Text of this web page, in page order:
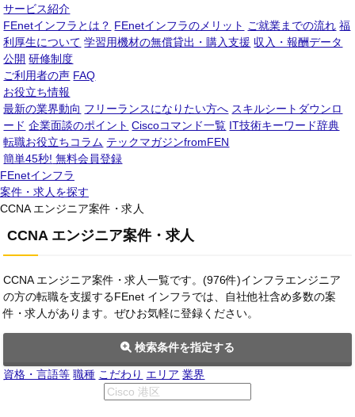
サービス紹介
FEnetインフラとは？ FEnetインフラのメリット ご就業までの流れ 福
利厚生について 学習用機材の無償貸出・購入支援 収入・報酬データ
公開 研修制度
ご利用者の声 FAQ
お役立ち情報
最新の業界動向 フリーランスになりたい方へ スキルシートダウンロ
ード 企業面談のポイント Ciscoコマンド一覧 IT技術キーワード辞典
転職お役立ちコラム テックマガジンfromFEN
簡単45秒! 無料会員登録
FEnetインフラ
案件・求人を探す
CCNA エンジニア案件・求人
CCNA エンジニア案件・求人
CCNA エンジニア案件・求人一覧です。(976件)インフラエンジニア
の方の転職を支援するFEnet インフラでは、自社他社含め多数の案
件・求人があります。ぜひお気軽に登録ください。
検索条件を指定する
資格・言語等 職種 こだわり エリア 業界